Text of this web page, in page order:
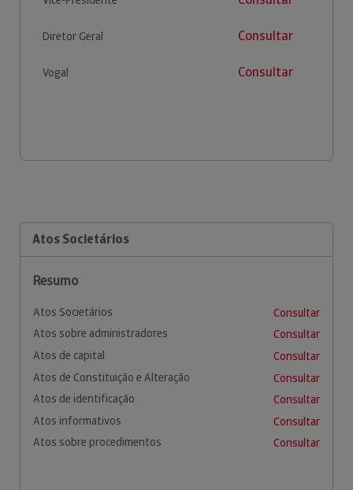
Diretor Geral Consultar
Vogal Consultar
Atos Societários
Resumo
Atos Societários
Consultar
Atos sobre administradores
Consultar
Atos de capital
Consultar
Atos de Constituição e Alteração
Consultar
Atos de identificação
Consultar
Atos informativos
Consultar
Atos sobre procedimentos
Consultar